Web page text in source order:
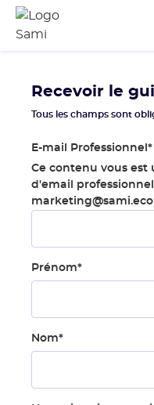
Recevoir le
Tous les champs sont
E-mail Professionnel *
Ce contenu vous est
d'email
marketing@sami.eco
Prénom*
Nom*